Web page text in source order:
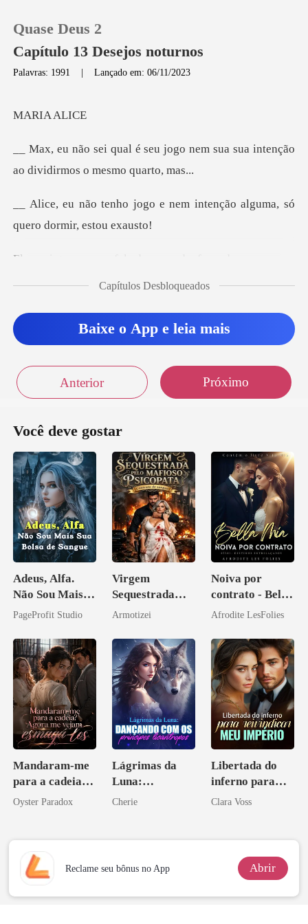
Sair
Quase Deus 2
Capítulo 13 Desejos noturnos
Palavras: 1991 |Lançado em: 06/11/2023
IA
jogo nem sua sua intenção
ao d
e nem intenção alguma, só
omar banho pri
e eu o olho
Capítulos Desbloqueados
Baixe o App e leia mais
Anterior Próximo
Você deve gostar
Adeus, Alfa.
Não Sou Mais
Sua Bolsa de
PageProfit Studio
Virgem
Sequestrada
pelo Mafioso
CONTRATO
DE SANGUE
Armotizei
Noiva por
contrato - Bella
Mia
Afrodite LesFolies
Mandaram-me
para a cadeia?
Agora me
Oyster Paradox
Lágrimas da
Luna:
Dançando com
Cherie
Libertada do
inferno para
reivindicar meu
Clara Voss
Reclame seu bônus no App Abrir